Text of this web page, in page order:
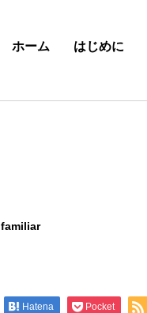
ホーム はじめに
familiar
Hatena Pocket